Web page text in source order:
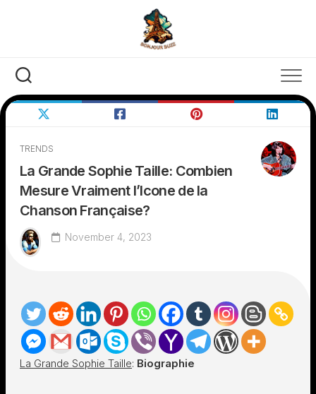
TRENDS
La Grande Sophie Taille: Combien
Mesure Vraiment l’Icone de la
Chanson Française?
November 4, 2023
La Grande Sophie Taille: Biographie